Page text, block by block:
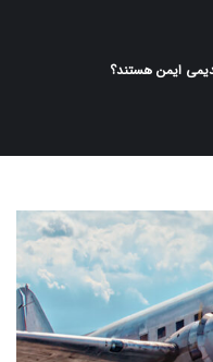
ایمن هستند؟